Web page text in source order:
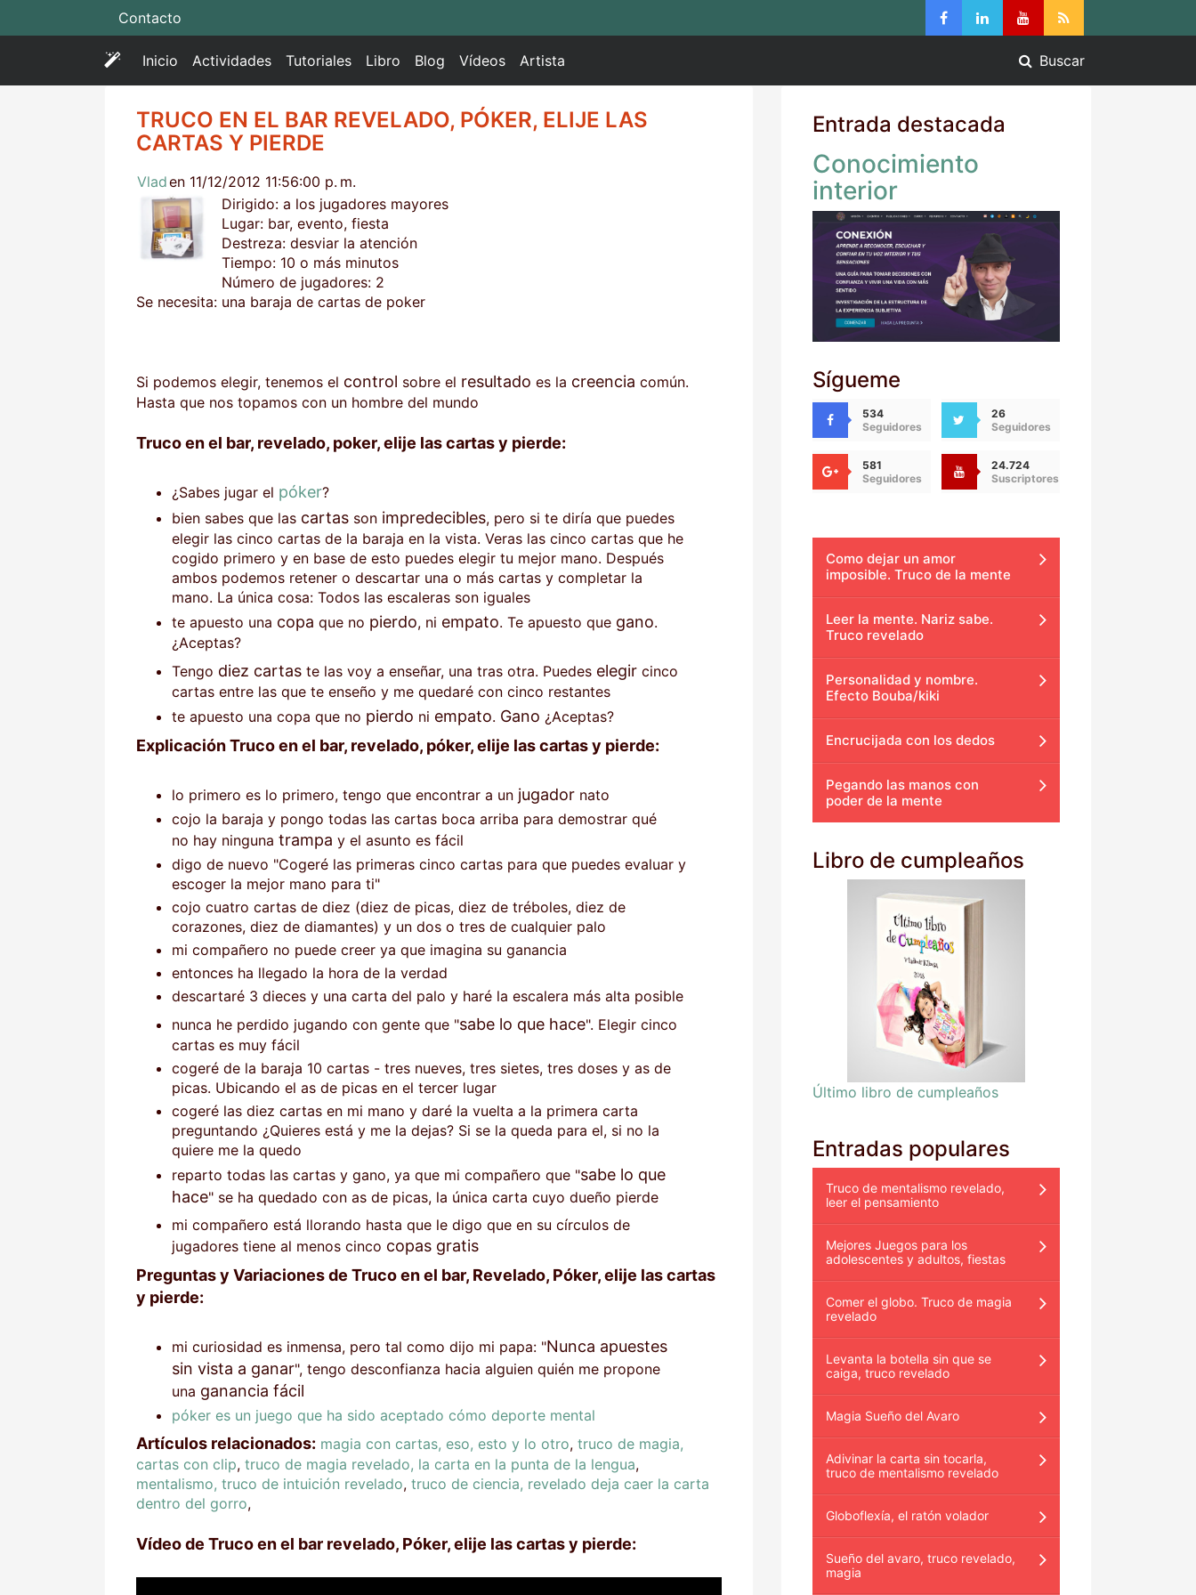
Contacto
Inicio Actividades(
c
r
r
n
t
)
Tutoriales Libro Blog Vídeos Artista Buscar
TRUCO EN EL BAR REVELADO, PÓKER, ELIJE LAS
CARTAS Y PIERDE
Vladen 11/12/2012 11:56:00 p. m.
Dirigido: a los jugadores mayores
Lugar: bar, evento, fiesta
Destreza: desviar la atención
Tiempo: 10 o más minutos
Número de jugadores: 2
Se necesita: una baraja de cartas de poker
Si podemos elegir, tenemos el control sobre el resultado es la creencia común.
Hasta que nos topamos con un hombre del mundo
Truco en el bar, revelado, poker, elije las cartas y pierde:
¿Sabes jugar el póker?
bien sabes que las cartas son impredecibles, pero si te diría que puedes
elegir las cinco cartas de la baraja en la vista. Veras las cinco cartas que he
cogido primero y en base de esto puedes elegir tu mejor mano. Después
ambos podemos retener o descartar una o más cartas y completar la
mano. La única cosa: Todos las escaleras son iguales
te apuesto una copa que no pierdo, ni empato. Te apuesto que gano.
¿Aceptas?
Tengo diez cartas te las voy a enseñar, una tras otra. Puedes elegir cinco
cartas entre las que te enseño y me quedaré con cinco restantes
te apuesto una copa que no pierdo ni empato. Gano ¿Aceptas?
Explicación Truco en el bar, revelado, póker, elije las cartas y pierde:
lo primero es lo primero, tengo que encontrar a un jugador nato
cojo la baraja y pongo todas las cartas boca arriba para demostrar qué
no hay ninguna trampa y el asunto es fácil
digo de nuevo "Cogeré las primeras cinco cartas para que puedes evaluar y
escoger la mejor mano para ti"
cojo cuatro cartas de diez (diez de picas, diez de tréboles, diez de
corazones, diez de diamantes) y un dos o tres de cualquier palo
mi compañero no puede creer ya que imagina su ganancia
entonces ha llegado la hora de la verdad
descartaré 3 dieces y una carta del palo y haré la escalera más alta posible
nunca he perdido jugando con gente que "sabe lo que hace". Elegir cinco
cartas es muy fácil
cogeré de la baraja 10 cartas - tres nueves, tres sietes, tres doses y as de
picas. Ubicando el as de picas en el tercer lugar
cogeré las diez cartas en mi mano y daré la vuelta a la primera carta
preguntando ¿Quieres está y me la dejas? Si se la queda para el, si no la
quiere me la quedo
reparto todas las cartas y gano, ya que mi compañero que "sabe lo que
hace" se ha quedado con as de picas, la única carta cuyo dueño pierde
mi compañero está llorando hasta que le digo que en su círculos de
jugadores tiene al menos cinco copas gratis
Preguntas y Variaciones de Truco en el bar, Revelado, Póker, elije las cartas
y pierde:
mi curiosidad es inmensa, pero tal como dijo mi papa: "Nunca apuestes
sin vista a ganar", tengo desconfianza hacia alguien quién me propone
una ganancia fácil
póker es un juego que ha sido aceptado cómo deporte mental
Artículos relacionados: magia con cartas, eso, esto y lo otro, truco de magia,
cartas con clip, truco de magia revelado, la carta en la punta de la lengua,
mentalismo, truco de intuición revelado, truco de ciencia, revelado deja caer la carta
dentro del gorro,
Vídeo de Truco en el bar revelado, Póker, elije las cartas y pierde:
Entrada destacada
Conocimiento
interior
Sígueme
534
Seguidores
26
Seguidores
581
Seguidores
24.724
Suscriptores
Como dejar un amor
imposible. Truco de la mente
Leer la mente. Nariz sabe.
Truco revelado
Personalidad y nombre.
Efecto Bouba/kiki
Encrucijada con los dedos
Pegando las manos con
poder de la mente
Libro de cumpleaños
Último libro de cumpleaños
Entradas populares
Truco de mentalismo revelado,
leer el pensamiento
Mejores Juegos para los
adolescentes y adultos, fiestas
Comer el globo. Truco de magia
revelado
Levanta la botella sin que se
caiga, truco revelado
Magia Sueño del Avaro
Adivinar la carta sin tocarla,
truco de mentalismo revelado
Globoflexía, el ratón volador
Sueño del avaro, truco revelado,
magia